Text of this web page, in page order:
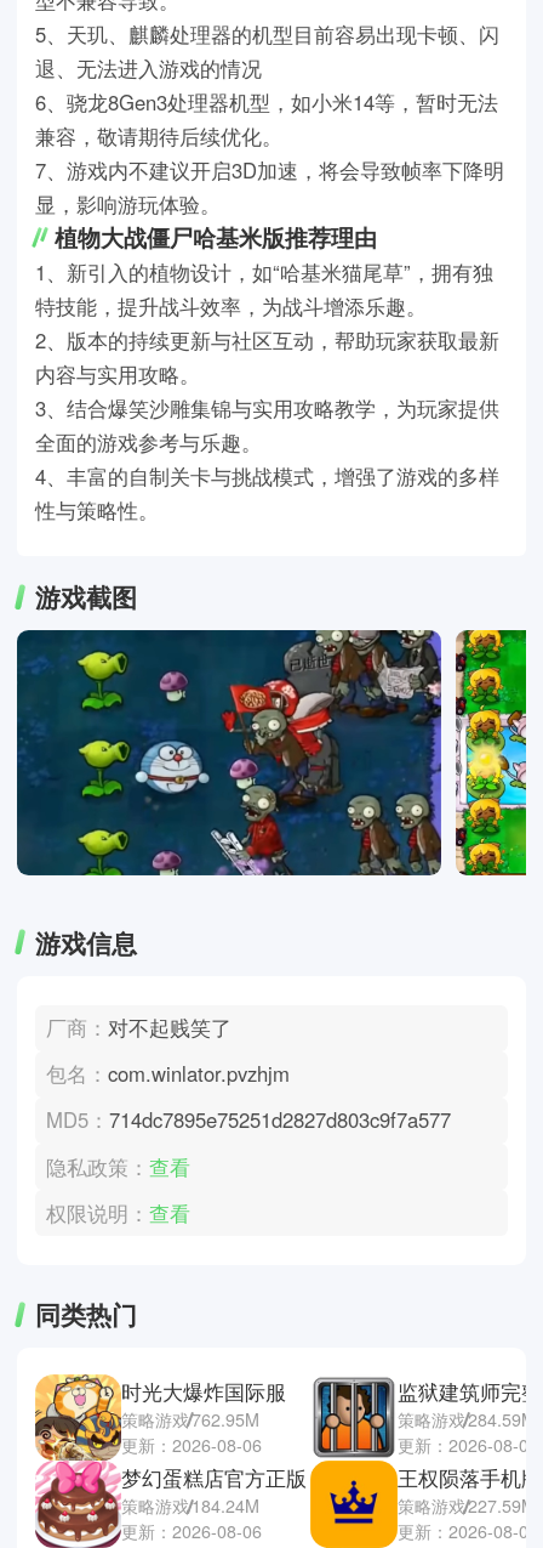
5、天玑、麒麟处理器的机型目前容易出现卡顿、闪
退、无法进入游戏的情况
6、骁龙8Gen3处理器机型，如小米14等，暂时无法
兼容，敬请期待后续优化。
7、游戏内不建议开启3D加速，将会导致帧率下降明
显，影响游玩体验。
植物大战僵尸哈基米版推荐理由
1、新引入的植物设计，如“哈基米猫尾草”，拥有独
特技能，提升战斗效率，为战斗增添乐趣。
2、版本的持续更新与社区互动，帮助玩家获取最新
内容与实用攻略。
3、结合爆笑沙雕集锦与实用攻略教学，为玩家提供
全面的游戏参考与乐趣。
4、丰富的自制关卡与挑战模式，增强了游戏的多样
性与策略性。
游戏截图
游戏信息
厂商：对不起贱笑了
包名：com.winlator.pvzhjm
MD5：714dc7895e75251d2827d803c9f7a577
隐私政策：查看
权限说明：查看
同类热门
时光大爆炸国际服
策略游戏762.95M
更新：2026-08-06
梦幻蛋糕店官方正版
策略游戏184.24M
更新：2026-08-06
监狱建筑师完
策略游戏284.59M
更新：2026-08-06
王权陨落手机版
策略游戏227.59M
更新：2026-08-06